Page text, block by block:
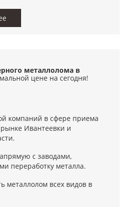
металлолома в
цене на сегодня!
компаний в сфере приема
Ивантеевки и
с заводами,
переработку металла.
металлолом всех видов в